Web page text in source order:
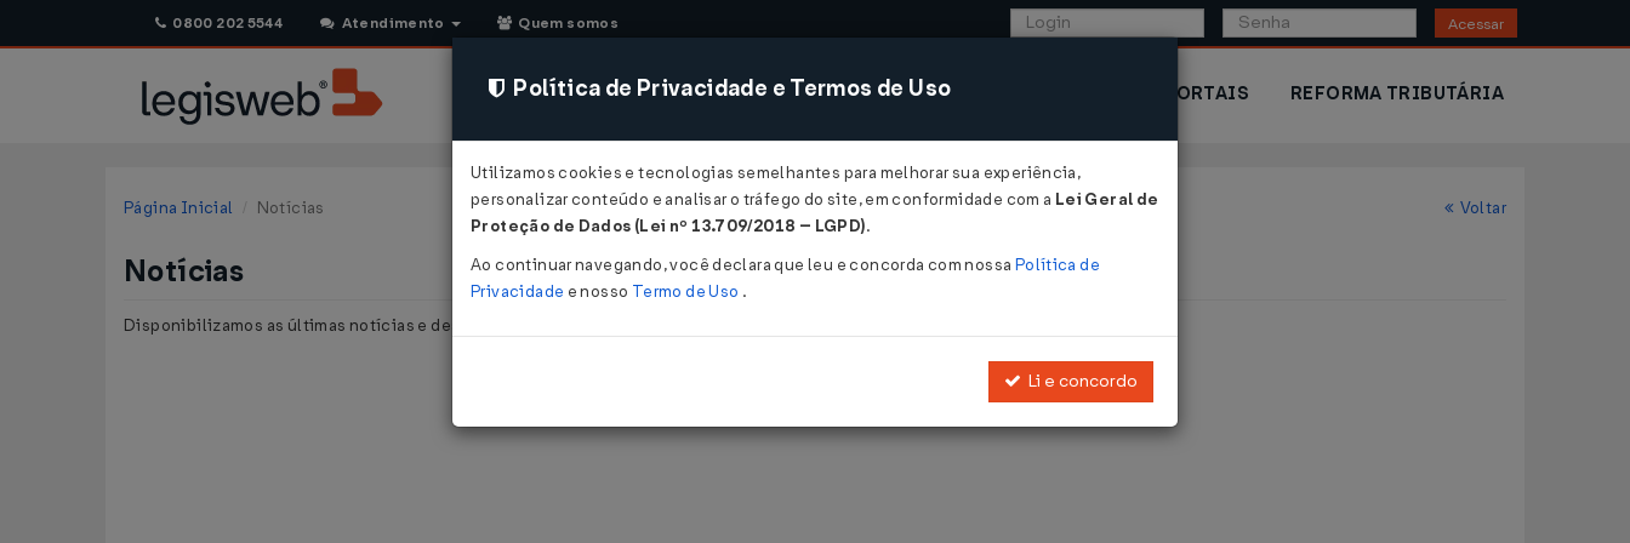
0800 202 5544 Atendimento Quem somos Acessar
CONSULTORIA SISTEMAS COMÉRCIO EXTERIOR PORTAIS REFORMA TRIBUTÁRIA
Página Inicial Notícias Voltar
Notícias
Disponibilizamos as últimas notícias e destaques publicadas pelo LegisWeb.
Política de Privacidade e Termos de Uso
Utilizamos cookies e tecnologias semelhantes para melhorar sua experiência,
personalizar conteúdo e analisar o tráfego do site, em conformidade com a Lei Geral de
Proteção de Dados (Lei nº 13.709/2018 – LGPD).
Ao continuar navegando, você declara que leu e concorda com nossa Política de
Privacidade e nosso Termo de Uso .
Li e concordo